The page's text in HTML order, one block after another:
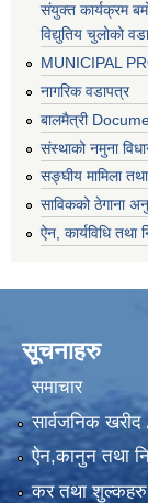
संयुक्त कार्यक्रम
विद्युतिय चुलोको
MUNICIPAL
नागरिक वडापत्र
बालमैत्री
संस्थाको नमुना
सङ्घीय मामिला
साविकको ठेगाना
ऐन, कार्यविधि
सूचनाहरु
समाचार
सार्वजनिक
ऐन,कानुन तथा
कर तथा शुल्कहरु